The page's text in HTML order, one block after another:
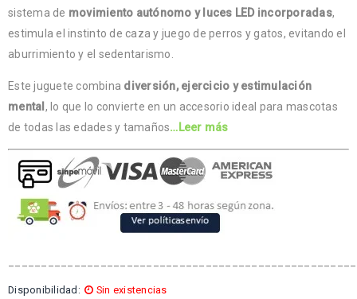
sistema de movimiento autónomo y luces LED incorporadas,
estimula el instinto de caza y juego de perros y gatos, evitando el
aburrimiento y el sedentarismo.
Este juguete combina diversión, ejercicio y estimulación
mental , lo que lo convierte en un accesorio ideal para mascotas
de todas las edades y tamaños…Leer más
Disponibilidad: Sin existencias